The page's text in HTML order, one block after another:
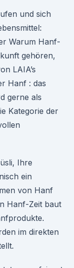
und sich
Warum Hanf-
gehören,
LAIA’s
Hanf : das
gerne als
Kategorie der
Ihre
ein
von Hanf
Hanf-Zeit baut
im direkten